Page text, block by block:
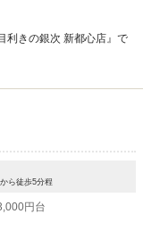
利きの銀次 新都心店』で
ら徒歩5分程
円台